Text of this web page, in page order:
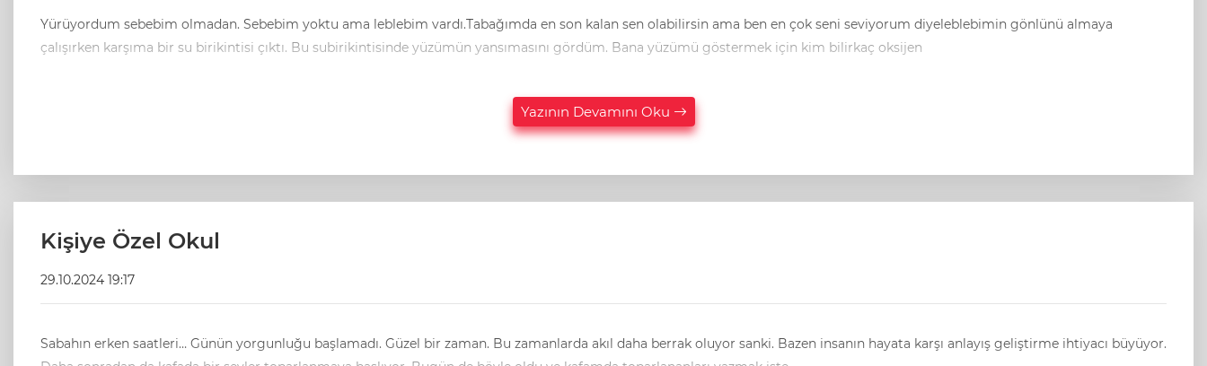
Yürüyordum sebebim olmadan. Sebebim yoktu ama leblebim vardı.Tabağımda en son kalan sen olabilirsin ama ben en çok seni seviyorum diyeleblebimin gönlünü almaya
çalışırken karşıma bir su birikintisi çıktı. Bu subirikintisinde yüzümün yansımasını gördüm. Bana yüzümü göstermek için kim bilirkaç oksijen
Yazının Devamını Oku
Kişiye Özel Okul
29.10.2024 19:17
Sabahın erken saatleri… Günün yorgunluğu başlamadı. Güzel bir zaman. Bu zamanlarda akıl daha berrak oluyor sanki. Bazen insanın hayata karşı anlayış geliştirme ihtiyacı büyüyor.